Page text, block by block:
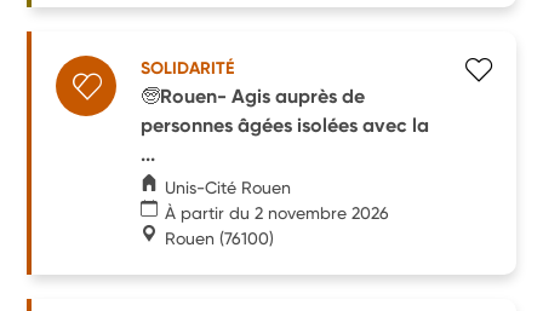
SOLIDARITÉ
🧓Rouen- Agis auprès de
personnes âgées isolées avec la
...
Unis-Cité Rouen
À partir du 2 novembre 2026
Rouen (76100)